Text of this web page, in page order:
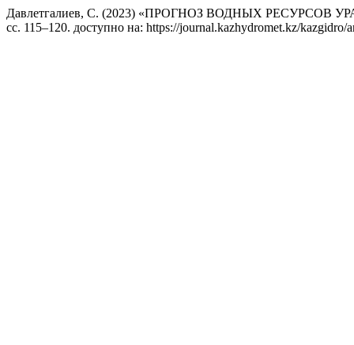
Давлетгалиев, С. (2023) «ПРОГНОЗ ВОДНЫХ
сс. 115–120. доступно на: https://journal.kazhydromet.kz/